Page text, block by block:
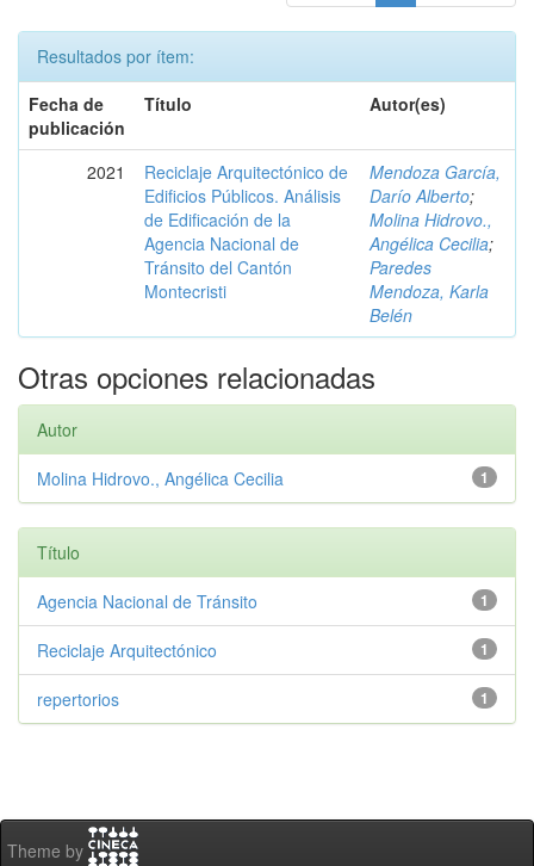
Resultados por ítem:
Fecha de
publicación
Título Autor(es)
2021
Reciclaje Arquitectónico de
Edificios Públicos. Análisis
de Edificación de la
Agencia Nacional de
Tránsito del Cantón
Montecristi
Mendoza García,
Darío Alberto;
Molina Hidrovo.,
Angélica Cecilia;
Paredes
Mendoza, Karla
Belén
Otras opciones relacionadas
Autor
1
Molina Hidrovo., Angélica Cecilia
Título
1
Agencia Nacional de Tránsito
1
Reciclaje Arquitectónico
1
repertorios
Theme by